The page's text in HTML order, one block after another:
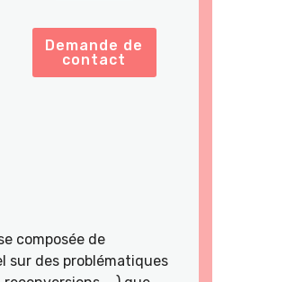
Demande de
contact
composée de
sur des problématiques